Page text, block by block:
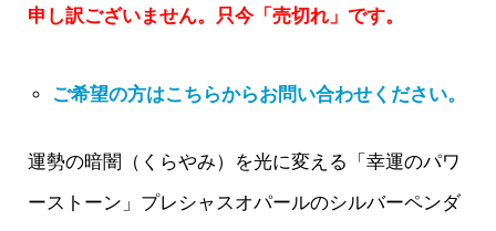
申し訳ございません。只今「売切れ」です。
ご希望の方はこちらからお問い合わせください。
運勢の暗闇（くらやみ）を光に変える「幸運のパワ
ーストーン」プレシャスオパールのシルバーペンダ